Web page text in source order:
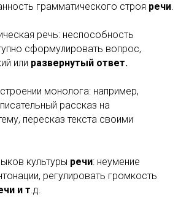
грамматического строя речи.
речь: неспособность
сформулировать вопрос,
или развернутый ответ.
монолога: например,
рассказ на
пересказ текста своими
культуры речи: неумение
регулировать громкость
и т.д.